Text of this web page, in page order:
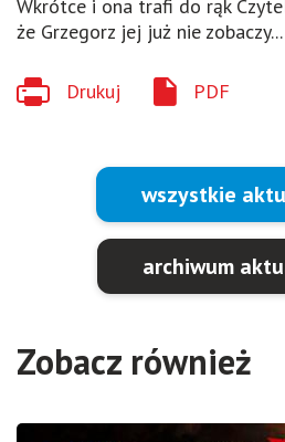
Wkrótce i ona trafi do rąk
że Grzegorz jej już nie zobaczy...
Drukuj PDF
wszystkie
archiwum
Zobacz również